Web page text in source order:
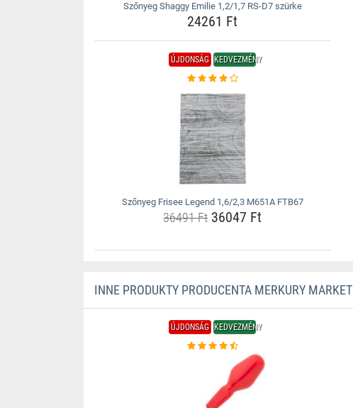
Szőnyeg Shaggy Emilie 1,2/1,7 RS-D7 szürke
24261 Ft
ÚJDONSÁG KEDVEZMÉNY
Szőnyeg Frisee Legend 1,6/2,3 M651A FTB67
36491 Ft36047 Ft
INNE PRODUKTY PRODUCENTA MERKURY MARKET
ÚJDONSÁG KEDVEZMÉNY